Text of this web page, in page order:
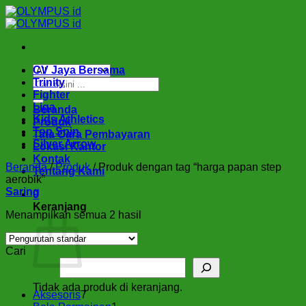
Skip
to
Pencarian
untuk:
Beranda
Produk
Tata Cara Pembayaran
Lokasi Kantor
Kontak
Tentang Kami
0
Keranjang
Tidak ada produk di keranjang.
CV Jaya Bersama
Trinity
Fighter
Liga
Kids Athletics
Top Spin
Silver Arrow
Beranda / Produk /Produk dengan tag “harga papan step
aerobik”
Saring
Menampilkan semua 2 hasil
Cari
Aksesoris77